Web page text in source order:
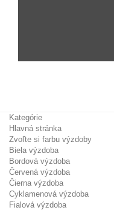
Kategórie
Hlavná stránka
Zvoľte si farbu výzdoby
Biela výzdoba
Bordová výzdoba
Červená výzdoba
Čierna výzdoba
Cyklamenová výzdoba
Fialová výzdoba